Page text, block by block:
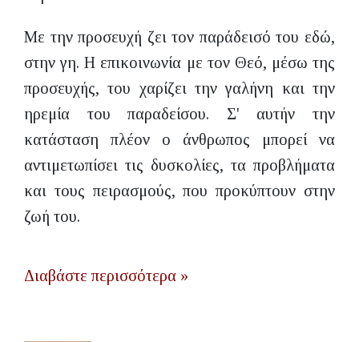
Με την προσευχή ζει τον παράδεισό του εδώ,
στην γη. Η επικοινωνία με τον Θεό, μέσω της
προσευχής, του χαρίζει την γαλήνη και την
ηρεμία του παραδείσου. Σ' αυτήν την
κατάσταση πλέον ο άνθρωπος μπορεί να
αντιμετωπίσει τις δυσκολίες, τα προβλήματα
και τους πειρασμούς, που προκύπτουν στην
ζωή του.
Διαβάστε περισσότερα »